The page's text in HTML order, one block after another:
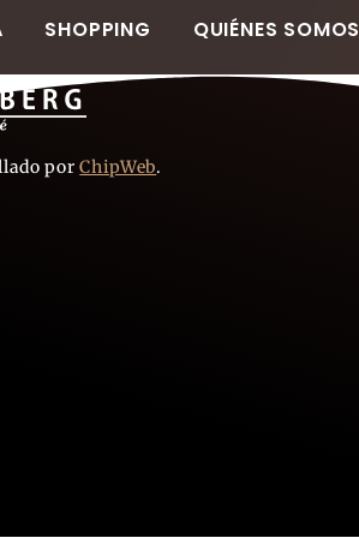
SHOPPING QUIÉNES SOMOS
porChipWeb.